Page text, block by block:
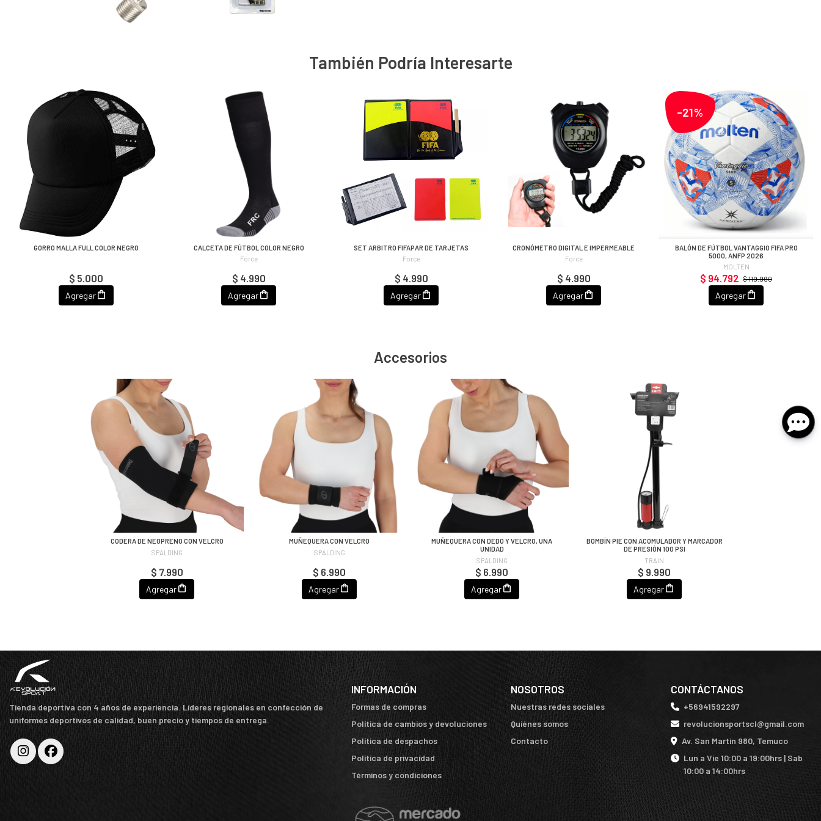
También Podría Interesarte
GORRO MALLA FULL COLOR NEGRO
$ 5.000
Agregar
CALCETA DE FÚTBOL COLOR NEGRO
Force
$ 4.990
Agregar
SET ARBITRO FIFAPAR DE TARJETAS
Force
$ 4.990
Agregar
CRONÓMETRO DIGITAL E IMPERMEABLE
Force
$ 4.990
Agregar
-21%
BALÓN DE FÚTBOL VANTAGGIO FIFA PRO
5000, ANFP 2026
MOLTEN
$ 119.990
$ 94.792
Agregar
Accesorios
CODERA DE NEOPRENO CON VELCRO
SPALDING
$ 7.990
Agregar
MUÑEQUERA CON VELCRO
SPALDING
$ 6.990
Agregar
MUÑEQUERA CON DEDO Y VELCRO, UNA
UNIDAD
SPALDING
$ 6.990
Agregar
BOMBÍN PIE CON ACOMULADOR Y MARCADOR
DE PRESIÓN 100 PSI
TRAIN
$ 9.990
Agregar
Tienda deportiva con 4 años de experiencia. Líderes regionales en confección de
uniformes deportivos de calidad, buen precio y tiempos de entrega.
INFORMACIÓN
Formas de compras
Política de cambios y devoluciones
Política de despachos
Política de privacidad
Términos y condiciones
NOSOTROS
Nuestras redes sociales
Quiénes somos
Contacto
CONTÁCTANOS
+56941592297
revolucionsportscl@gmail.com
Av. San Martín 980, Temuco
Lun a Vie 10:00 a 19:00hrs | Sab
10:00 a 14:00hrs